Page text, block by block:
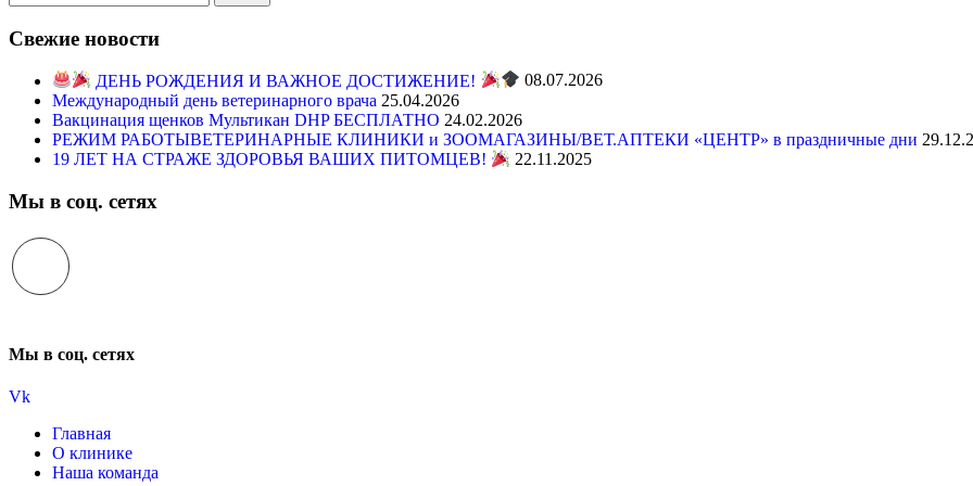
Свежие новости
ДЕНЬ РОЖДЕНИЯ И ВАЖНОЕ ДОСТИЖЕНИЕ!
08.07.2026
Международный день ветеринарного врача 25.04.2026
Вакцинация щенков Мультикан DHP БЕСПЛАТНО 24.02.2026
РЕЖИМ РАБОТЫВЕТЕРИНАРНЫЕ КЛИНИКИ и ЗООМАГАЗИНЫ/ВЕТ.АПТЕКИ «ЦЕНТР» в праздничные дни
19 ЛЕТ НА СТРАЖЕ ЗДОРОВЬЯ ВАШИХ ПИТОМЦЕВ!
22.11.2025
Мы в соц. сетях
Мы в соц. сетях
Vk
Главная
О клинике
Наша команда